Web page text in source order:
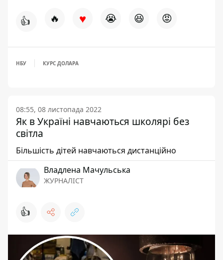
👍 🔥 ♥ 😭 😆 😡
НБУ КУРС ДОЛАРА
08:55, 08 листопада 2022
Як в Україні навчаються школярі без
світла
Більшість дітей навчаються дистанційно
Владлена Мачульська
ЖУРНАЛІСТ
👍